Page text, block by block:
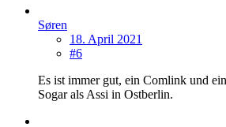
Søren
18. April 2021
#6
Es ist immer gut, ein Comlink und
Sogar als Assi in Ostberlin.